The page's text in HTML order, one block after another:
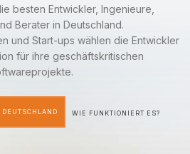
besten Entwickler, Ingenieure,
Berater in Deutschland.
und Start-ups wählen die Entwickler
für ihre geschäftskritischen
WIE FUNKTIONIERT ES?